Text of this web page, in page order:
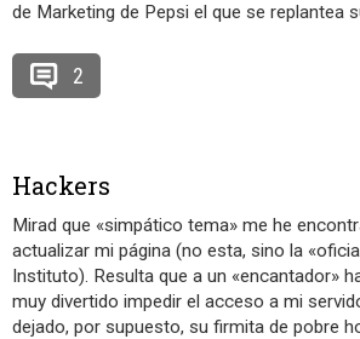
de Marketing de Pepsi el que se replantea
2
Hackers
Mirad que «simpático tema» me he
actualizar mi página (no esta, sino la
Instituto). Resulta que a un «encantador»
muy divertido impedir el acceso a mi
dejado, por supuesto, su firmita de pobre